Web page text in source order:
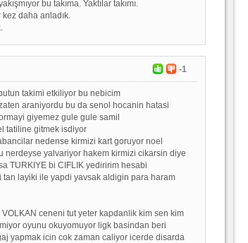
bu takıma. Yaktılar takımı.
daha anladık.
-1
takimi etkiliyor bu nebicim
araniyordu bu da senol hocanin hatasi
giyemez gule gule samil
tatiline gitmek isdiyor
nedense kirmizi kart goruyor noel
nerdeyse yalvariyor hakem kirmizi cikarsin diye
TURKIYE bi CIFLIK yediririm hesabi
layiki ile yapdi yavsak aldigin para haram
ceneni tut yeter kapdanlik kim sen kim
oyunu okuyomuyor ligk basindan beri
yapmak icin cok zaman caliyor icerde disarda